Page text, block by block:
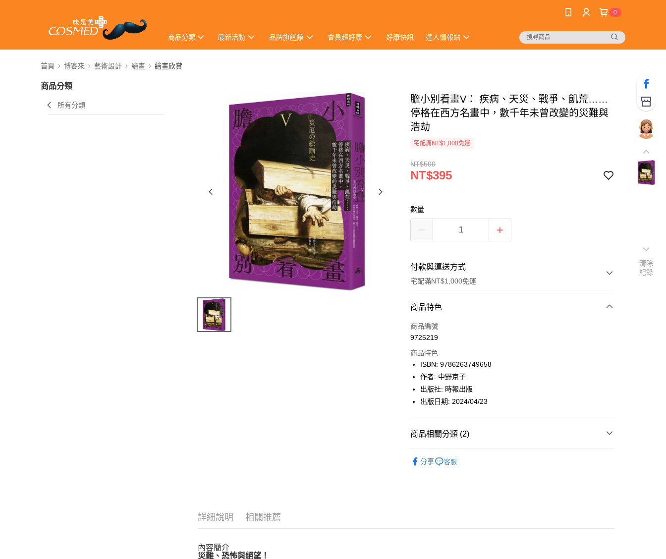
0
商品分類 最新活動 品牌旗艦館 會員超好康 好康快訊 達人情報站
首頁 博客來 藝術設計 繪畫 繪畫欣賞
商品分類
所有分類
膽小別看畫V： 疾病、天災、戰爭、飢荒……
停格在西方名畫中，數千年未曾改變的災難與
浩劫
宅配滿NT$1,000免運
NT$500
NT$395
數量
付款與運送方式
宅配滿NT$1,000免運
付款方式
icash Pay
數位禮券
LINE Pay
Apple Pay
悠遊付
商品特色
商品編號
9725219
商品特色
ISBN: 9786263749658
作者: 中野京子
出版社: 時報出版
出版日期: 2024/04/23
商品相關分類 (2)
分享 客服
詳細說明 相關推薦
內容簡介
災難、恐怖與絕望！
清除
紀錄